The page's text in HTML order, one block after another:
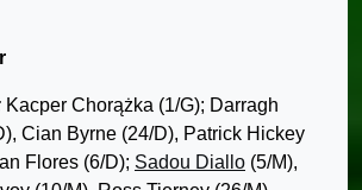
Kacper Chorążka (1/G); Darragh
Cian Byrne (24/D), Patrick Hickey
Flores (6/D); Sadou Diallo (5/M),